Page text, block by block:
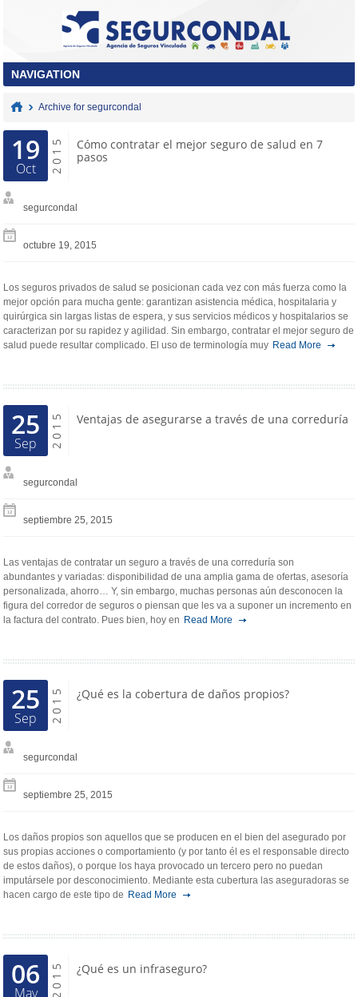
Archive for segurcondal
19
Oct 2015
Cómo contratar el mejor seguro de salud en 7
pasos
segurcondal
octubre 19, 2015
Los seguros privados de salud se posicionan cada vez con más fuerza como la
mejor opción para mucha gente: garantizan asistencia médica, hospitalaria y
quirúrgica sin largas listas de espera, y sus servicios médicos y hospitalarios se
caracterizan por su rapidez y agilidad. Sin embargo, contratar el mejor seguro de
salud puede resultar complicado. El uso de terminología muy Read More
25
Sep 2015 Ventajas de asegurarse a través de una correduría
segurcondal
septiembre 25, 2015
Las ventajas de contratar un seguro a través de una correduría son
abundantes y variadas: disponibilidad de una amplia gama de ofertas, asesoría
personalizada, ahorro… Y, sin embargo, muchas personas aún desconocen la
figura del corredor de seguros o piensan que les va a suponer un incremento en
la factura del contrato. Pues bien, hoy en Read More
25
Sep 2015 ¿Qué es la cobertura de daños propios?
segurcondal
septiembre 25, 2015
Los daños propios son aquellos que se producen en el bien del asegurado por
sus propias acciones o comportamiento (y por tanto él es el responsable directo
de estos daños), o porque los haya provocado un tercero pero no puedan
imputársele por desconocimiento. Mediante esta cubertura las aseguradoras se
hacen cargo de este tipo de Read More
06
May 2015 ¿Qué es un infraseguro?